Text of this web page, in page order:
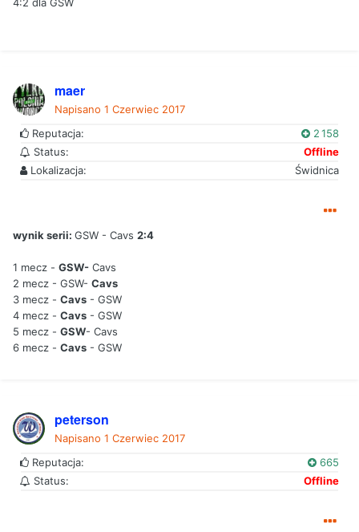
maer
Napisano 1 Czerwiec 2017
Reputacja:
2 158
Status:
Offline
Lokalizacja:
Świdnica
wynik serii: GSW - Cavs 2:4
1 mecz - GSW- Cavs
2 mecz - GSW- Cavs
3 mecz - Cavs - GSW
4 mecz - Cavs - GSW
5 mecz - GSW- Cavs
6 mecz - Cavs - GSW
peterson
Napisano 1 Czerwiec 2017
Reputacja:
665
Status:
Offline